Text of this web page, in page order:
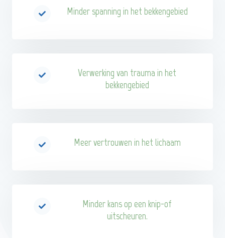
Minder spanning in het bekkengebied
Verwerking van trauma in het
bekkengebied
Meer vertrouwen in het lichaam
Minder kans op een knip-of
uitscheuren.